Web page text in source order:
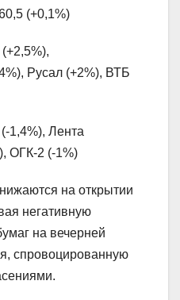
(+0,1%)
Русал (+2%), ВТБ
1,4%), Лента
ОГК-2 (-1%)
на открытии
негативную
на вечерней
спровоцированную